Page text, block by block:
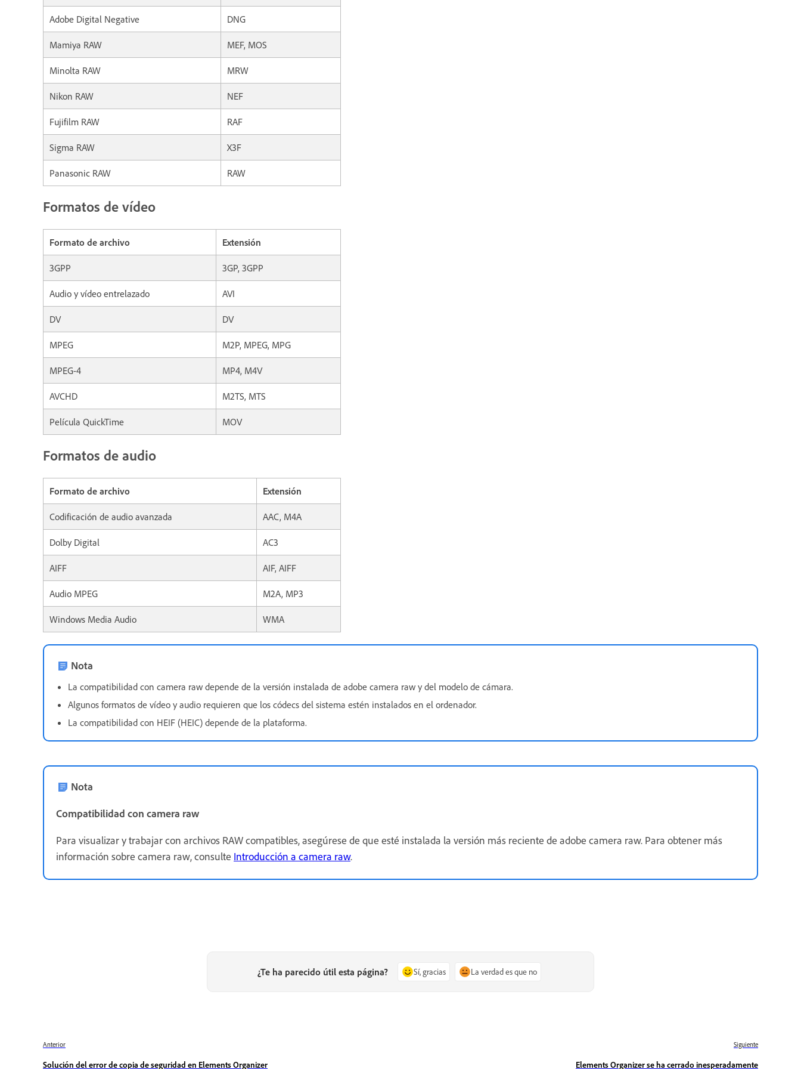
Adobe Digital Negative DNG
Mamiya RAW MEF, MOS
Minolta RAW MRW
Nikon RAW NEF
Fujifilm RAW RAF
Sigma RAW X3F
Panasonic RAW RAW
Formatos de vídeo
Formato de archivo Extensión
3GPP 3GP, 3GPP
Audio y vídeo entrelazado AVI
DV DV
MPEG M2P, MPEG, MPG
MPEG-4 MP4, M4V
AVCHD M2TS, MTS
Película QuickTime MOV
Formatos de audio
Formato de archivo Extensión
Codificación de audio avanzada AAC, M4A
Dolby Digital AC3
AIFF AIF, AIFF
Audio MPEG M2A, MP3
Windows Media Audio WMA
Nota
La compatibilidad con camera raw depende de la versión instalada de adobe camera raw y del modelo de cámara.
Algunos formatos de vídeo y audio requieren que los códecs del sistema estén instalados en el ordenador.
La compatibilidad con HEIF (HEIC) depende de la plataforma.
Nota
Compatibilidad con camera raw
Para visualizar y trabajar con archivos RAW compatibles, asegúrese de que esté instalada la versión más reciente de adobe camera raw. Para obtener más
información sobre camera raw, consulte Introducción a camera raw.
¿Te ha parecido útil esta página? Sí, gracias La verdad es que no
Anterior
Solución del error de copia de seguridad en Elements Organizer
Siguiente
Elements Organizer se ha cerrado inesperadamente